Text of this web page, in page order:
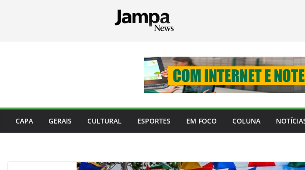
CAPA GERAIS CULTURAL ESPORTES EM FOCO COLUNA